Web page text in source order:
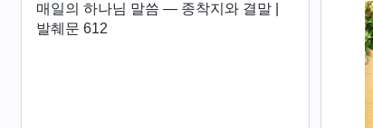
매일의 하나님 말씀 ― 종착지와 결말 |
발췌문 612